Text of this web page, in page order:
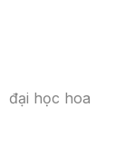
đại học hoa